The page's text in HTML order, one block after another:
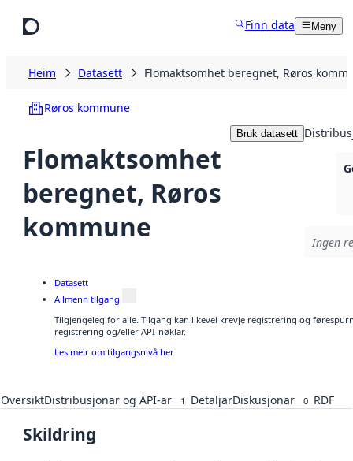
Finn data Meny
Heim Datasett Flomaktsomhet beregnet, Røros
Røros kommune
Flomaktsomhet
beregnet, Røros
kommune
Bruk datasett
Ingen
Datasett
Allmenn tilgang
Tilgjengeleg for alle. Tilgang kan likevel krevje registrering og
registrering og/eller API-nøklar.
Les meir om tilgangsnivå her
OversiktDistribusjonar og API-ar 1 DetaljarDiskusjonar 0 RDF
Skildring